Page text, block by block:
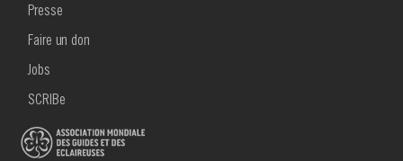
Mars
2023
Presse
Faire un don
Jobs
SCRIBe